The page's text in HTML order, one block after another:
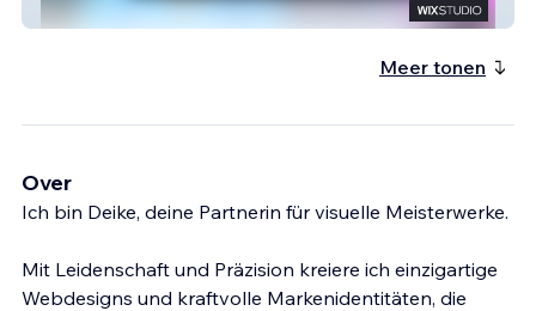
Media Komplize
Meer tonen
Over
Ich bin Deike, deine Partnerin für visuelle Meisterwerke.
Mit Leidenschaft und Präzision kreiere ich einzigartige
Webdesigns und kraftvolle Markenidentitäten, die